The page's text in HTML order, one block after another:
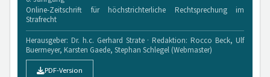
Online-Zeitschrift für höchstrichterliche Rechtsprechung im
Strafrecht
Herausgeber: Dr. h.c. Gerhard Strate · Redaktion: Rocco Beck, Ulf
Buermeyer, Karsten Gaede, Stephan Schlegel (Webmaster)
PDF-Version